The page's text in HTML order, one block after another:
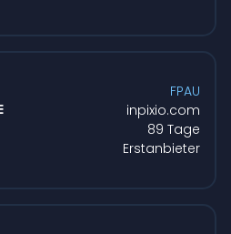
FPAU
inpixio.com
89 Tage
Erstanbieter